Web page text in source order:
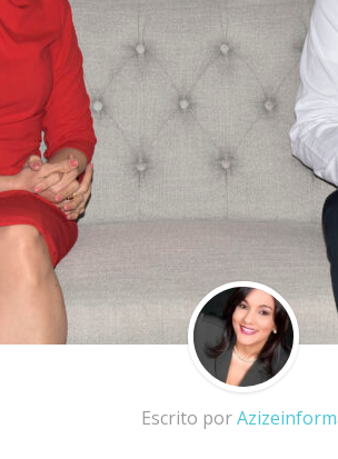
Escrito por